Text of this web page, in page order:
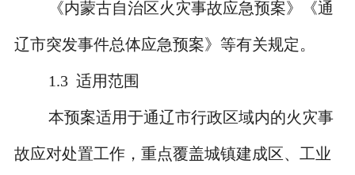
《内蒙古自治区火灾事故应急预案》《通
辽市突发事件总体应急预案》等有关规定。
1.3 适用范围
本预案适用于通辽市行政区域内的火灾事
故应对处置工作，重点覆盖城镇建成区、工业